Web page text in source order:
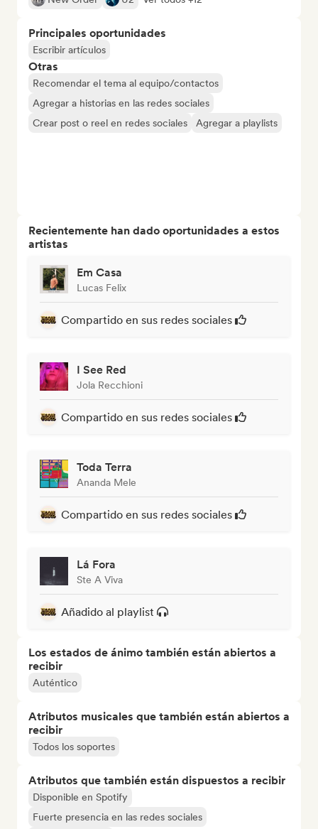
Principales oportunidades
Escribir artículos
Otras
Recomendar el tema al equipo/contactos
Agregar a historias en las redes sociales
Crear post o reel en redes sociales
Agregar a playlists
Recientemente han dado oportunidades a estos
artistas
Em Casa
Lucas Felix
Compartido en sus redes sociales
I See Red
Jola Recchioni
Compartido en sus redes sociales
Toda Terra
Ananda Mele
Compartido en sus redes sociales
Lá Fora
Ste A Viva
Añadido al playlist
Los estados de ánimo también están abiertos a
recibir
Auténtico
Atributos musicales que también están abiertos a
recibir
Todos los soportes
Atributos que también están dispuestos a recibir
Disponible en Spotify
Fuerte presencia en las redes sociales